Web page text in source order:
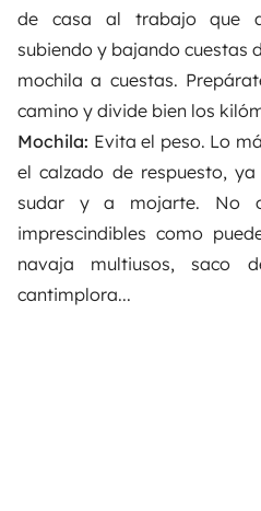
de casa al trabajo que
subiendo y bajando cuestas
mochila a cuestas.
camino y divide bien los
Mochila: Evita el peso. Lo
el calzado de respuesto,
sudar y a mojarte. No
imprescindibles como
navaja multiusos, saco
cantimplora...